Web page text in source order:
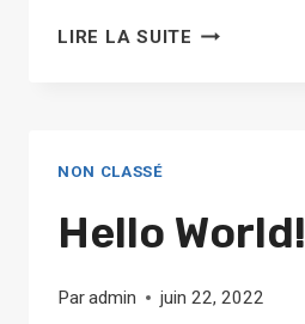
LIRE LA SUITE PLAQUES
NON CLASSÉ
Hello World!
Paradmin juin 22, 2022